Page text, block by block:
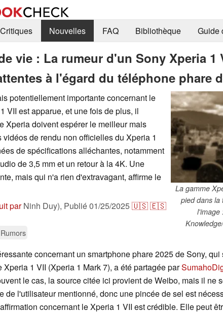
Critiques Nouvelles FAQ Bibliothèque Guide
vie : La rumeur d'un Sony Xperia 1
à l'égard du téléphone phare
La gamme
pied dans la
l'image
potentiellement importante concernant le
VII est apparue, et une fois de plus, il
Xperia doivent espérer le meilleur mais
de rendu non officielles du Xperia 1
de spécifications alléchantes, notamment
de 3,5 mm et un retour à la 4K. Une
mais qui n'a rien d'extravagant, affirme le
parNinh Duy), Publié01/25/2025🇺🇸🇪🇸
concernant un smartphone phare 2025 de Sony, qui
Xperia 1 VII (Xperia 1 Mark 7), a été partagée par
le cas, la source citée ici provient de Weibo, mais il ne
de l'utilisateur mentionné, donc une pincée de sel est
concernant le Xperia 1 VII est crédible. Elle peut